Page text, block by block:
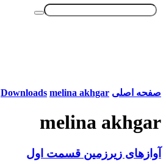
صفحه اصلی Downloads melina akhgar
melina akhgar
آوازهای زیرزمین قسمت اول